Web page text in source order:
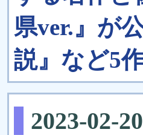
県ver.』が
説』など5
2023-02-20